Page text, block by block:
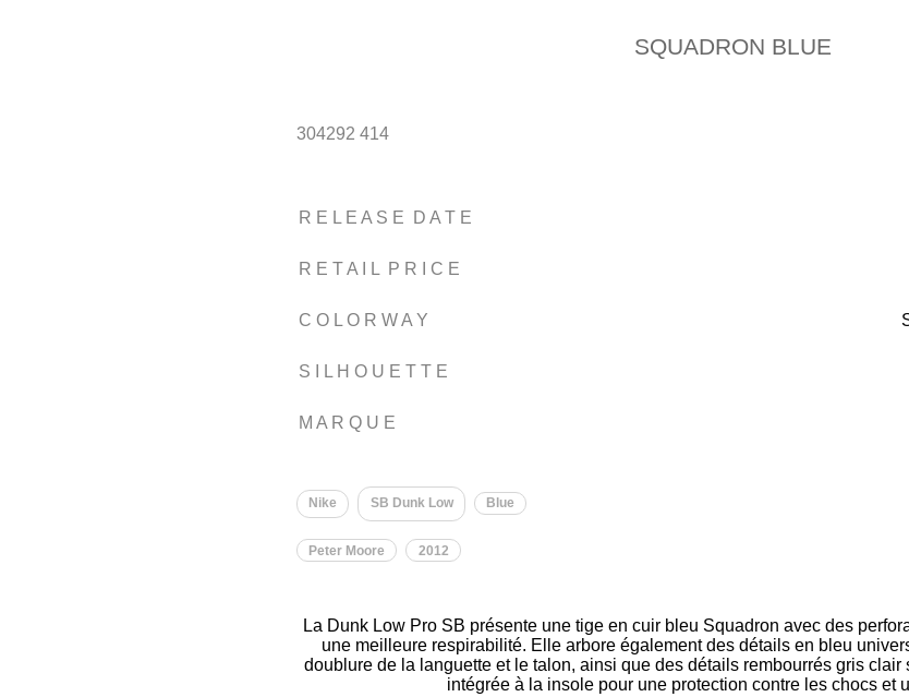
SQUADRON BLUE
304292 414
R E L E A S E D A T E
R E T A I L P R I C E
C O L O R W A Y
S I L H O U E T T E
M A R Q U E
Nike SB Dunk Low Blue
Peter Moore 2012
La Dunk Low Pro SB présente une tige en cuir bleu Squadron avec des
une meilleure respirabilité. Elle arbore également des détails en bleu
doublure de la languette et le talon, ainsi que des détails rembourrés gris clair
intégrée à la insole pour une protection contre les chocs et